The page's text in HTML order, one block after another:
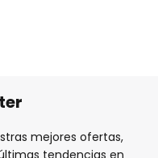
mejores ofertas,
tendencias en